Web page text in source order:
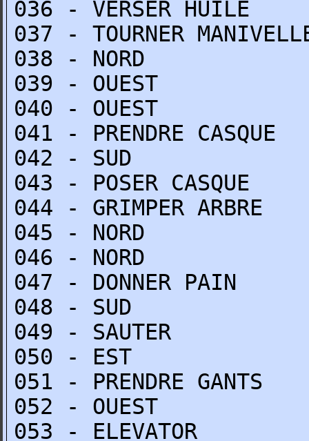
036 - VERSER HUILE
037 - TOURNER
038 - NORD
039 - OUEST
040 - OUEST
041 - PRENDRE CASQUE
042 - SUD
043 - POSER CASQUE
044 - GRIMPER ARBRE
045 - NORD
046 - NORD
047 - DONNER PAIN
048 - SUD
049 - SAUTER
050 - EST
051 - PRENDRE GANTS
052 - OUEST
053 - ELEVATOR